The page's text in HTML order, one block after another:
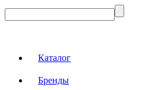
Каталог
Бренды